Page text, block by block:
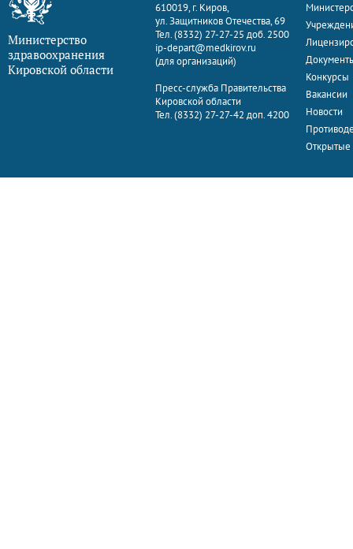
Министерство
здравоохранения
Кировской области
610019, г. Киров,
ул. Защитников Отечества, 69
Тел. (8332) 27-27-25 доб. 2500
ip-depart@medkirov.ru
(для организаций)
Пресс-служба Правительства
Кировской области
Тел. (8332) 27-27-42 доп. 4200
Конкурсы
Вакансии
Новости